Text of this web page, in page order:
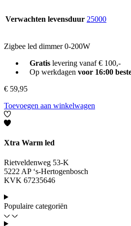
Verwachten levensduur 25000
Zigbee led dimmer 0-200W
Gratislevering vanaf € 100,-
Op werkdagen voor 16:00
€ 59,95
Toevoegen aan winkelwagen
Xtra Warm led
Rietveldenweg 53-K
5222 AP ‘s-Hertogenbosch
KVK 67235646
Populaire categoriën